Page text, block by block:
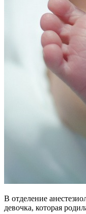
В отделение
девочка, которая